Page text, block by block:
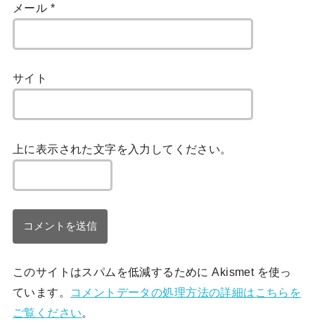
メール *
サイト
上に表示された文字を入力してください。
このサイトはスパムを低減するために Akismet を使っ
ています。
コメントデータの処理方法の詳細はこちらを
ご覧ください。